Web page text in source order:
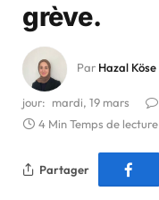
grève.
Par Hazal Köse
jour: mardi, 19 mars
4 Min Temps de lecture
Partager